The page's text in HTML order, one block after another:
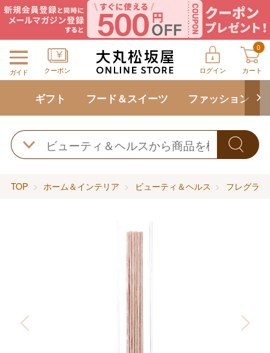
ガイド クーポン ログイン
0
カート
ギフト フード＆スイーツ ファッション
TOP ホーム＆インテリア ビューティ＆ヘルス フレグラ